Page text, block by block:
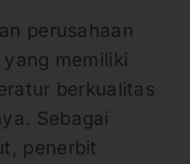
perusahaan
memiliki
berkualitas
Sebagai
penerbit